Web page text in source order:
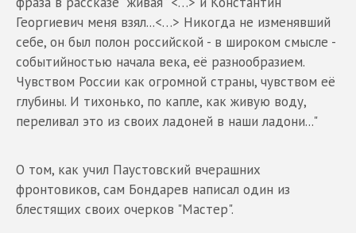
Георгиевич меня взял...<…> Никогда не изменявший
себе, он был полон российской - в широком смысле -
событийностью начала века, её разнообразием.
Чувством России как огромной страны, чувством её
глубины. И тихонько, по капле, как живую воду,
переливал это из своих ладоней в наши ладони..."
О том, как учил Паустовский вчерашних
фронтовиков, сам Бондарев написал один из
блестящих своих очерков "Мастер".